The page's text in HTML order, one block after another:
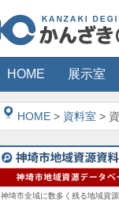
HOME 展示室
HOME > 資料室 >
神埼市全域に数多く残る地域資